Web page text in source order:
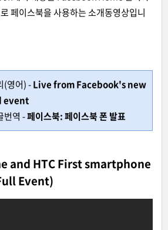
페이스북을 사용하는 소개동영상입니
(영어) -Live from Facebook's new
event
번역 -페이스북: 페이스북 폰 발표
and HTC First smartphone
Event)